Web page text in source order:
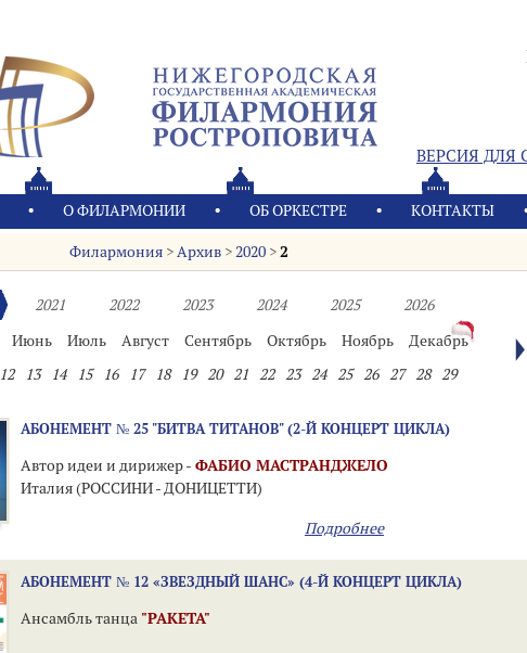
ВЕРСИЯ ДЛЯ
О ФИЛАРМОНИИ OБ ОРКЕСТРЕ КОНТАКТЫ
Филармония >Архив >2020 >2
2021 2022 2023 2024 2025
2026
Июнь Июль Август Сентябрь Октябрь Ноябрь
Декабрь
12 13 14 15 16 17 18 19 20 21 22 23 24 25 26 27 28 29
АБОНЕМЕНТ № 25 "БИТВА ТИТАНОВ" (2-Й КОНЦЕРТ ЦИКЛА)
Автор идеи и дирижер - ФАБИО МАСТРАНДЖЕЛО
Италия (РОССИНИ - ДОНИЦЕТТИ)
Подробнее
АБОНЕМЕНТ № 12 «ЗВЕЗДНЫЙ ШАНС» (4-Й КОНЦЕРТ ЦИКЛА)
Ансамбль танца "РАКЕТА"